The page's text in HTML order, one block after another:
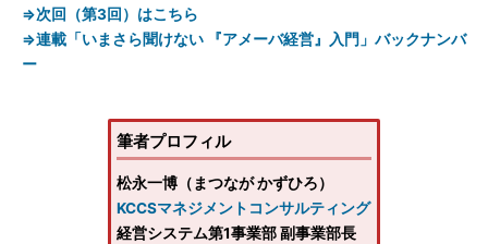
⇒次回（第3回）はこちら
⇒連載「いまさら聞けない 『アメーバ経営』入門」バックナンバ
ー
筆者プロフィル
松永一博（まつなが かずひろ）
KCCSマネジメントコンサルティング
経営システム第1事業部 副事業部長